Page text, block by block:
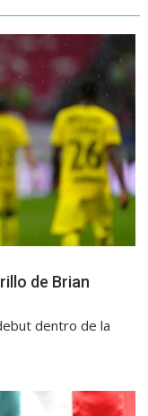
de Brian
dentro de la